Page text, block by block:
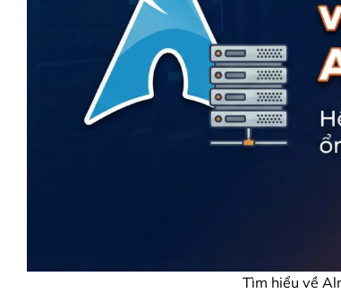
Tìm hiểu về